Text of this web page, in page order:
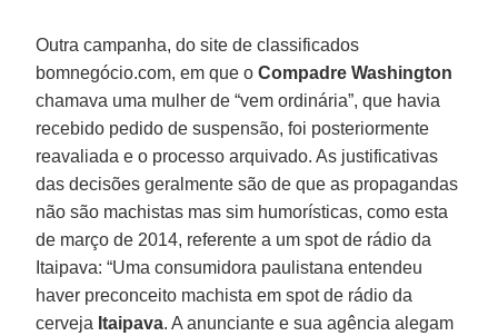
Outra campanha, do site de classificados
bomnegócio.com, em que oCompadre Washington
chamava uma mulher de “vem ordinária”, que havia
recebido pedido de suspensão, foi posteriormente
reavaliada e o processo arquivado. As justificativas
das decisões geralmente são de que as propagandas
não são machistas mas sim humorísticas, como esta
de março de 2014, referente a um spot de rádio da
Itaipava: “Uma consumidora paulistana entendeu
haver preconceito machista em spot de rádio da
cerveja Itaipava. A anunciante e sua agência alegam